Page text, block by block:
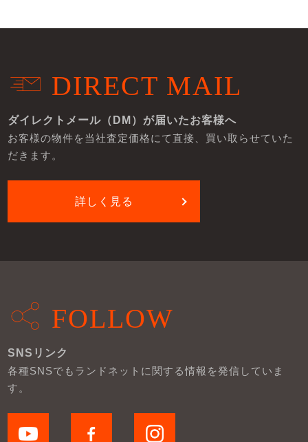
DIRECT MAIL
ダイレクトメール（DM）が届いたお客様へ
お客様の物件を当社査定価格にて直接、買い取らせていた
だきます。
詳しく見る
FOLLOW
SNSリンク
各種SNSでもランドネットに関する情報を発信していま
す。